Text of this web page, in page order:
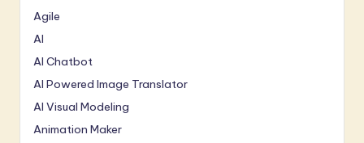
Agile
AI
AI Chatbot
AI Powered Image Translator
AI Visual Modeling
Animation Maker